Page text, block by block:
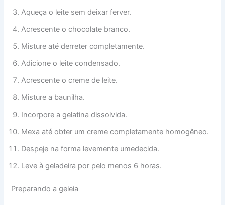
Aqueça o leite sem deixar ferver.
Acrescente o chocolate branco.
Misture até derreter completamente.
Adicione o leite condensado.
Acrescente o creme de leite.
Misture a baunilha.
Incorpore a gelatina dissolvida.
Mexa até obter um creme completamente homogêneo.
Despeje na forma levemente umedecida.
Leve à geladeira por pelo menos 6 horas.
Preparando a geleia